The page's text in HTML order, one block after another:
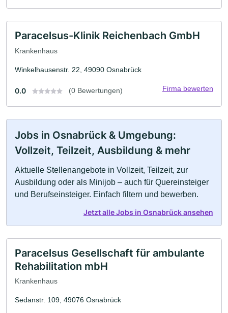
Paracelsus-Klinik Reichenbach GmbH
Krankenhaus
Winkelhausenstr. 22, 49090 Osnabrück
0.0 (0 Bewertungen) Firma bewerten
Jobs in Osnabrück & Umgebung:
Vollzeit, Teilzeit, Ausbildung & mehr
Aktuelle Stellenangebote in Vollzeit, Teilzeit, zur
Ausbildung oder als Minijob – auch für Quereinsteiger
und Berufseinsteiger. Einfach filtern und bewerben.
Jetzt alle Jobs in Osnabrück ansehen
Paracelsus Gesellschaft für ambulante
Rehabilitation mbH
Krankenhaus
Sedanstr. 109, 49076 Osnabrück